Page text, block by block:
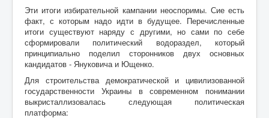
Эти итоги избирательной кампании неоспоримы. Сие есть
факт, с которым надо идти в будущее. Перечисленные
итоги существуют наряду с другими, но сами по себе
сформировали политический водораздел, который
принципиально поделил сторонников двух основных
кандидатов - Януковича и Ющенко.
Для строительства демократической и цивилизованной
государственности Украины в современном понимании
выкристаллизовалась следующая политическая
платформа: